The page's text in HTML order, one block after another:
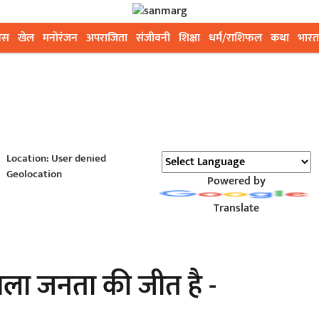
खेल मनोरंजन अपराजिता संजीवनी शिक्षा धर्म/राशिफल कथा भारत
Location: User denied
Geolocation
Powered by
Translate
जनता की जीत है -